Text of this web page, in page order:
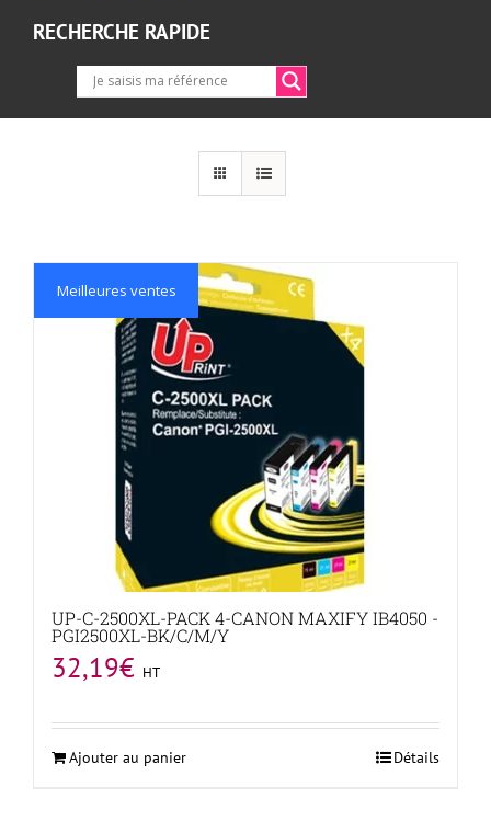
RECHERCHE RAPIDE
Meilleures ventes
UP-C-2500XL-PACK 4-CANON MAXIFY IB4050 -
PGI2500XL-BK/C/M/Y
32,19€ HT
Ajouter au panier Détails